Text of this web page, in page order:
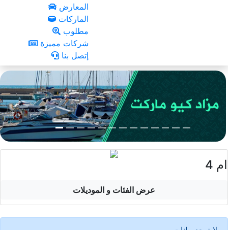
المعارض
الماركات
مطلوب
شركات مميزة
إتصل بنا
ام 4
عرض الفئات و الموديلات